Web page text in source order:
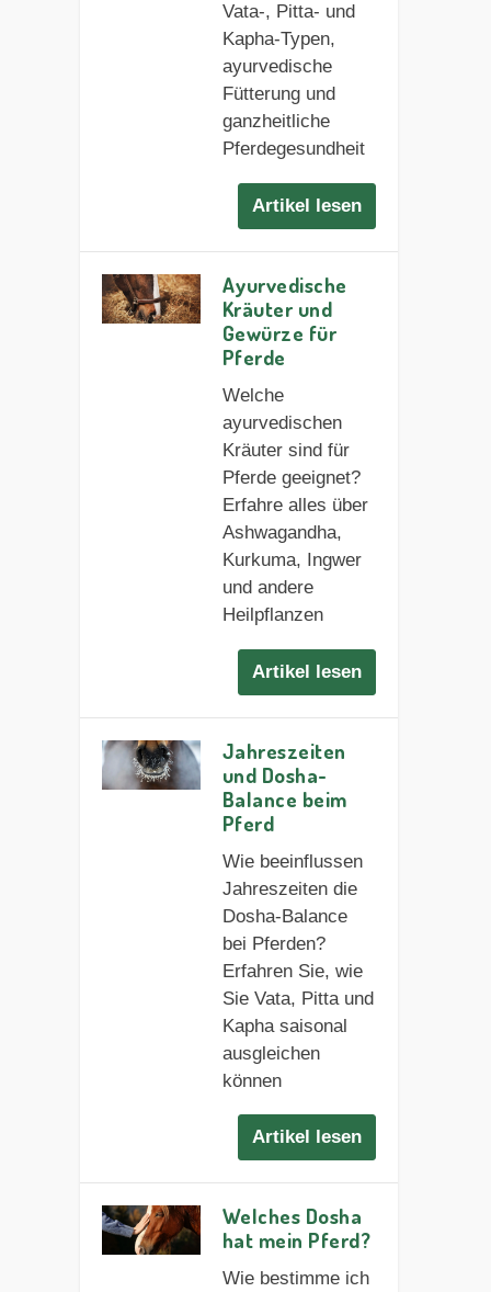
Vata-, Pitta- und
Kapha-Typen,
ayurvedische
Fütterung und
ganzheitliche
Pferdegesundheit
Artikel lesen
Ayurvedische
Kräuter und
Gewürze für
Pferde
Welche
ayurvedischen
Kräuter sind für
Pferde geeignet?
Erfahre alles über
Ashwagandha,
Kurkuma, Ingwer
und andere
Heilpflanzen
Artikel lesen
Jahreszeiten
und Dosha-
Balance beim
Pferd
Wie beeinflussen
Jahreszeiten die
Dosha-Balance
bei Pferden?
Erfahren Sie, wie
Sie Vata, Pitta und
Kapha saisonal
ausgleichen
können
Artikel lesen
Welches Dosha
hat mein Pferd?
Wie bestimme ich